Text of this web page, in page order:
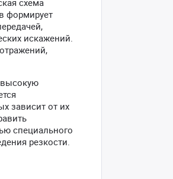
схема
формирует
искажений.
высокую
зависит от их
специального
резкости.